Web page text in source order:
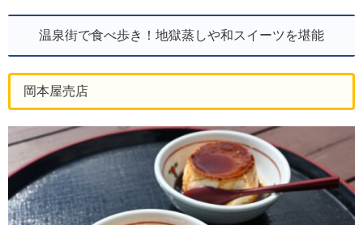
温泉街で食べ歩き！地獄蒸しや和スイーツを堪能
岡本屋売店